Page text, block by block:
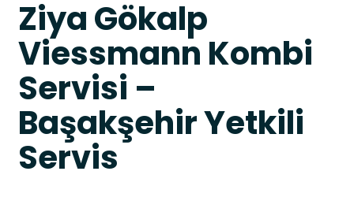
Ziya Gökalp
Viessmann Kombi
Servisi –
Başakşehir Yetkili
Servis